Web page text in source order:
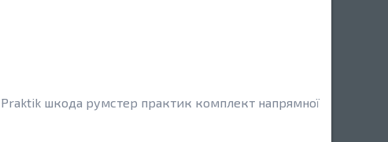
шкода румстер практик комплект напрямної